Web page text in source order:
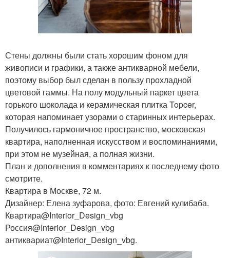
Стены должны были стать хорошим фоном для
живописи и графики, а также антикварной мебели,
поэтому выбор был сделан в пользу прохладной
цветовой гаммы. На полу модульный паркет цвета
горького шоколада и керамическая плитка Topcer,
которая напоминает узорами о старинных интерьерах.
Получилось гармоничное пространство, московская
квартира, наполненная искусством и воспоминаниями,
при этом не музейная, а полная жизни.
План и дополнения в комментариях к последнему фото
смотрите.
Квартира в Москве, 72 м.
Дизайнер: Елена зуфарова, фото: Евгений кулибаба.
Квартира@Interior_Design_vbg
Россия@Interior_Design_vbg
антиквариат@Interior_Design_vbg.